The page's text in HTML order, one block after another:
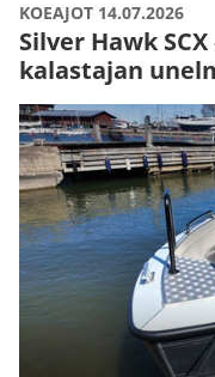
KOEAJOT 14.07.2026
Silver Hawk
kalastajan